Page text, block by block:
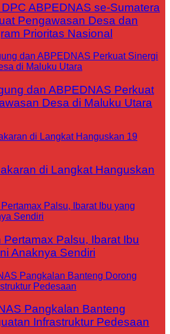
ABPEDNAS se-Sumatera
Pengawasan Desa dan
Prioritas Nasional
dan ABPEDNAS Perkuat
Desa di Maluku Utara
di Langkat Hanguskan
Palsu, Ibarat Ibu
Anaknya Sendiri
Pangkalan Banteng
Infrastruktur Pedesaan